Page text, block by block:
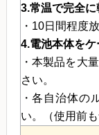
3.常温で完全に
・10日間程度
4.電池本体を
・本製品を大
さい。
・各自治体の
い。（使用前も